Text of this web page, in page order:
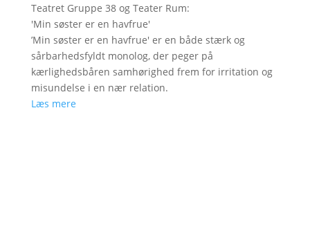
Teatret Gruppe 38 og Teater Rum:
'Min søster er en havfrue'
’Min søster er en havfrue' er en både stærk og
sårbarhedsfyldt monolog, der peger på
kærlighedsbåren samhørighed frem for irritation og
misundelse i en nær relation.
Læs mere